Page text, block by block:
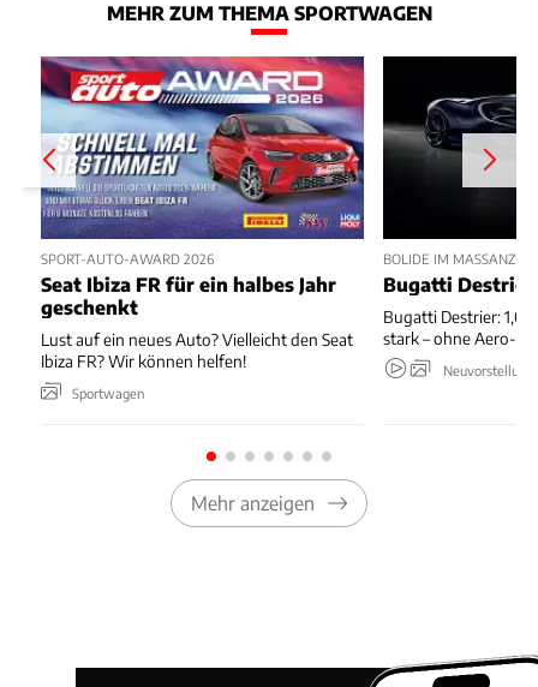
MEHR ZUM THEMA SPORTWAGEN
SPORT-AUTO-AWARD 2026
Seat Ibiza FR für ein halbes Jahr
geschenkt
Lust auf ein neues Auto? Vielleicht den Seat
Ibiza FR? Wir können helfen!
Sportwagen
BOLIDE IM MASSANZUG
Bugatti
Bugatti Destrier: 1,00
stark – ohne Aero-
Mehr anzeigen